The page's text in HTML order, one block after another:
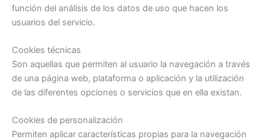
función del análisis de los datos de uso que hacen los
usuarios del servicio.
Cookies técnicas
Son aquellas que permiten al usuario la navegación a través
de una página web, plataforma o aplicación y la utilización
de las diferentes opciones o servicios que en ella existan.
Cookies de personalización
Permiten aplicar características propias para la navegación